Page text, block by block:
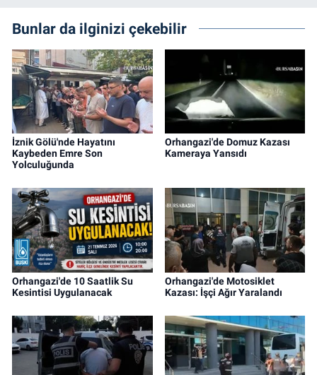
Bunlar da ilginizi çekebilir
İznik Gölü'nde Hayatını
Kaybeden Emre Son
Yolculuğunda
Orhangazi'de Domuz Kazası
Kameraya Yansıdı
Orhangazi'de 10 Saatlik Su
Kesintisi Uygulanacak
Orhangazi'de Motosiklet
Kazası: İşçi Ağır Yaralandı